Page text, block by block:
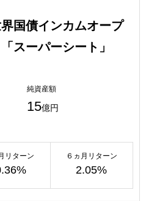
国債インカムオープ
スーパーシート」
純資産額
15億円
リターン ６ヵ月リターン
2.05%